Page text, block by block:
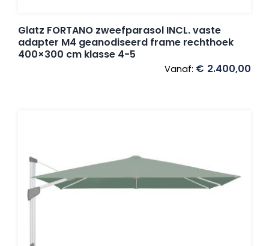
Glatz FORTANO zweefparasol INCL. vaste
adapter M4 geanodiseerd frame rechthoek
400×300 cm klasse 4-5
Vanaf: € 2.400,00